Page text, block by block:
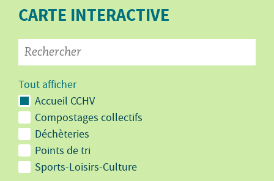
CARTE INTERACTIVE
Tout afficher
Accueil CCHV
Compostages collectifs
Déchèteries
Points de tri
Sports-Loisirs-Culture